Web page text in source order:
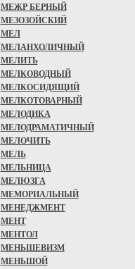
МЕЖР БЕРНЫЙ
МЕЗОЗОЙСКИЙ
МЕЛ
МЕЛАНХОЛИЧНЫЙ
МЕЛИТЬ
МЕЛКОВОДНЫЙ
МЕЛКОСИДЯЩИЙ
МЕЛКОТОВАРНЫЙ
МЕЛОДИКА
МЕЛОДРАМАТИЧНЫЙ
МЕЛОЧИТЬ
МЕЛЬ
МЕЛЬНИЦА
МЕЛЮЗГА
МЕМОРИАЛЬНЫЙ
МЕНЕДЖМЕНТ
МЕНТ
МЕНТОЛ
МЕНЬШЕВИЗМ
МЕНЬШОЙ